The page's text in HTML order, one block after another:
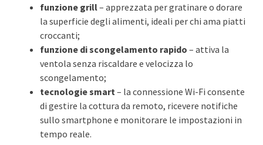
funzione grill– apprezzata per gratinare o dorare
la superficie degli alimenti, ideali per chi ama piatti
croccanti;
funzione di scongelamento rapido – attiva la
ventola senza riscaldare e velocizza lo
scongelamento;
tecnologie smart – la connessione Wi-Fi consente
di gestire la cottura da remoto, ricevere notifiche
sullo smartphone e monitorare le impostazioni in
tempo reale.